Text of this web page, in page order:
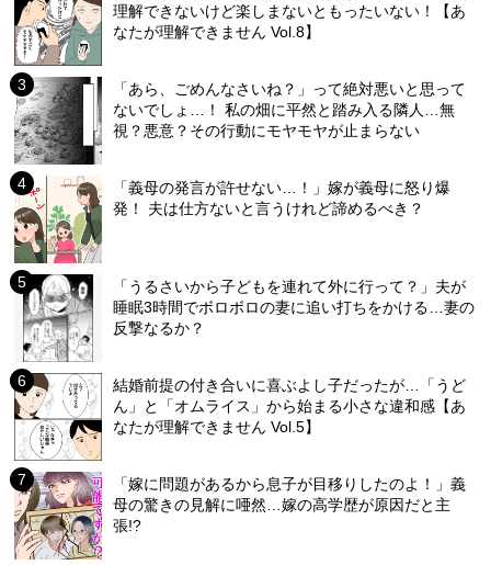
理解できないけど楽しまないともったいない！【あ
なたが理解できません Vol.8】
「あら、ごめんなさいね？」って絶対悪いと思って
ないでしょ…！ 私の畑に平然と踏み入る隣人…無
視？悪意？その行動にモヤモヤが止まらない
「義母の発言が許せない…！」嫁が義母に怒り爆
発！ 夫は仕方ないと言うけれど諦めるべき？
「うるさいから子どもを連れて外に行って？」夫が
睡眠3時間でボロボロの妻に追い打ちをかける…妻の
反撃なるか？
結婚前提の付き合いに喜ぶよし子だったが…「うど
ん」と「オムライス」から始まる小さな違和感【あ
なたが理解できません Vol.5】
「嫁に問題があるから息子が目移りしたのよ！」義
母の驚きの見解に唖然…嫁の高学歴が原因だと主
張!?